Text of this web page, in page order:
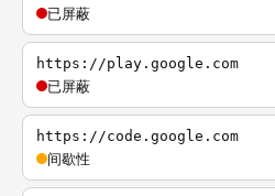
已屏蔽
https://play.google.com
已屏蔽
https://code.google.com
间歇性